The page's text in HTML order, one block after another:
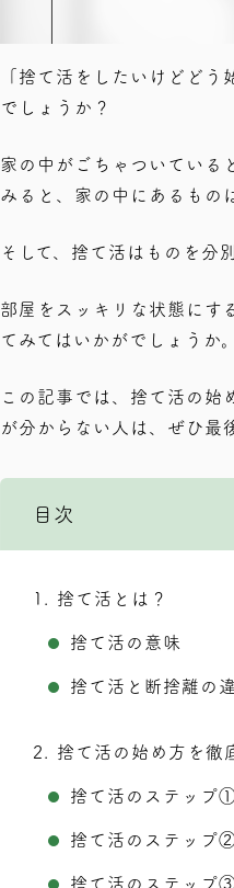
「捨て活をしたいけどど
でしょうか？
家の中がごちゃついている
みると、家の中にあるもの
そして、捨て活はものを分
部屋をスッキリな状態にす
てみてはいかがでしょうか。
この記事では、捨て活の始
が分からない人は、ぜひ最
目次
1 捨て活とは？
捨て活の意味
捨て活と断捨離の
2 捨て活の始め方を徹
捨て活のステップ
捨て活のステップ
捨て活のステップ